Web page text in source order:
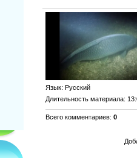
Язык: Русский
Длительность материала:
Всего комментариев: 0